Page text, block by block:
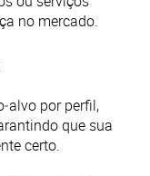
no mercado.​
por perfil,
que sua
certo.